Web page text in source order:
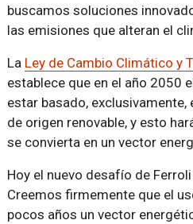
buscamos soluciones
las emisiones que alteran el
La Ley de Cambio Climático y
establece que en el año 2050
estar basado,
de origen renovable, y esto
se convierta en un vector
Hoy el nuevo desafío de
Creemos firmemente que el
pocos años un vector